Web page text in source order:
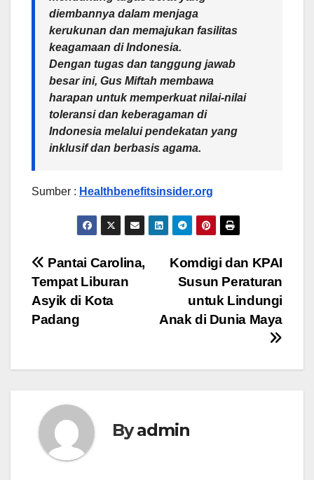
diembannya dalam menjaga
kerukunan dan memajukan fasilitas
keagamaan di Indonesia.
Dengan tugas dan tanggung jawab
besar ini, Gus Miftah membawa
harapan untuk memperkuat nilai-nilai
toleransi dan keberagaman di
Indonesia melalui pendekatan yang
inklusif dan berbasis agama.
Sumber : Healthbenefitsinsider.org
Post
navigation
Komdigi dan KPAI
Susun Peraturan
untuk Lindungi
Anak di Dunia Maya
Pantai Carolina,
Tempat Liburan
Asyik di Kota
Padang
Byadmin